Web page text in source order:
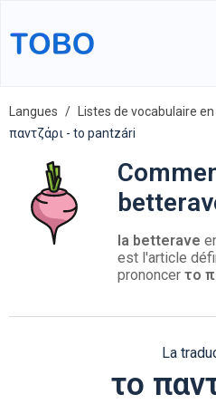
Langues Listes de vocabulaire
παντζάρι - to pantzári
la betterave
est l'article
prononcer το
La
το